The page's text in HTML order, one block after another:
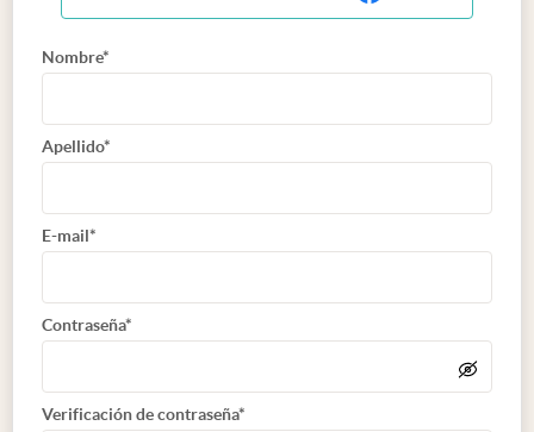
Nombre*
Apellido*
E-mail*
Contraseña*
Verificación de contraseña*